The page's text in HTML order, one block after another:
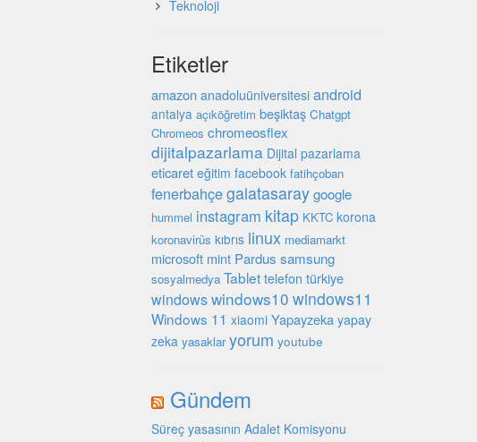
Teknoloji
Etiketler
amazon anadoluüniversitesi android
antalya açıköğretim beşiktaş Chatgpt
Chromeos chromeosflex
dijitalpazarlama Dijital pazarlama
eticaret eğitim facebook fatihçoban
fenerbahçegalatasaray google
hummel instagram kitap KKTC korona
koronavirüs kıbrıs linux mediamarkt
microsoft mint Pardus samsung
sosyalmedya Tablet telefon türkiye
windowswindows10 windows11
Windows 11 xiaomi Yapayzeka yapay
zeka yasaklar yorum youtube
Gündem
Süreç yasasının Adalet Komisyonu